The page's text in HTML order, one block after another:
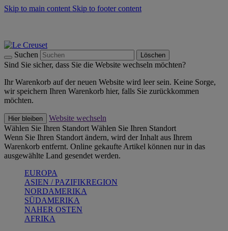
Skip to main content Skip to footer content
Suchen Löschen
Sind Sie sicher, dass Sie die Website wechseln möchten?
Ihr Warenkorb auf der neuen Website wird leer sein. Keine Sorge,
wir speichern Ihren Warenkorb hier, falls Sie zurückkommen
möchten.
Hier bleiben
Website wechseln
Wählen Sie Ihren Standort Wählen Sie Ihren Standort
Wenn Sie Ihren Standort ändern, wird der Inhalt aus Ihrem
Warenkorb entfernt. Online gekaufte Artikel können nur in das
ausgewählte Land gesendet werden.
EUROPA
ASIEN / PAZIFIKREGION
NORDAMERIKA
SÜDAMERIKA
NAHER OSTEN
AFRIKA